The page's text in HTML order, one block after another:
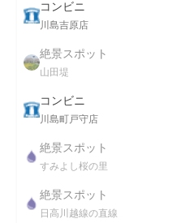
コンビニ
川島吉原店
絶景スポット
山田堤
コンビニ
川島町戸守店
絶景スポット
すみよし桜の里
絶景スポット
日高川越線の直線